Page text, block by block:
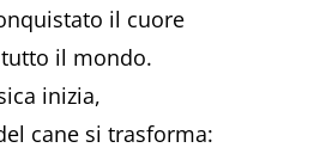
il cuore
il mondo.
inizia,
cane si trasforma: